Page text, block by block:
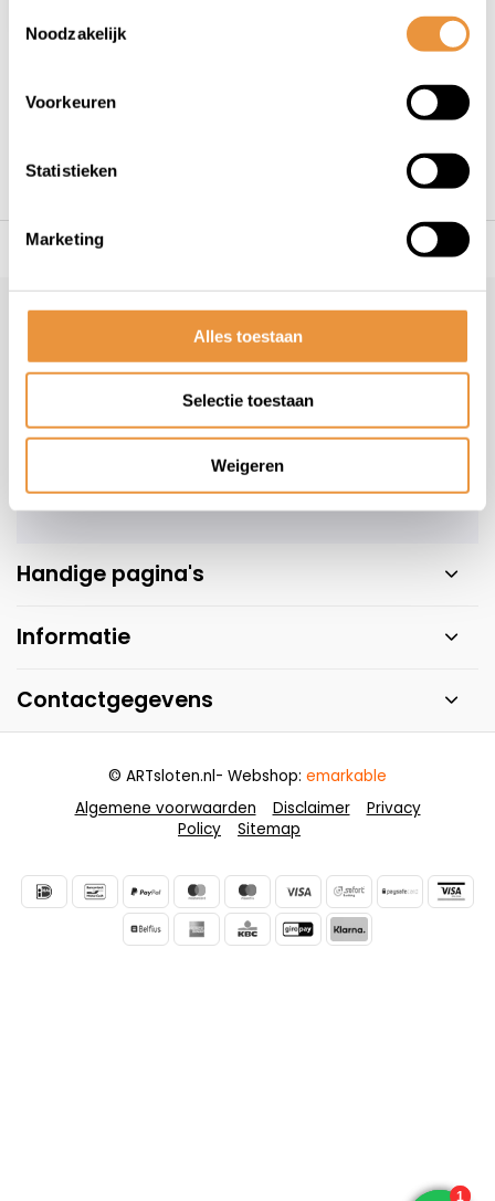
Noodzakelijk
Voorkeuren
Statistieken
Marketing
Alles toestaan
Selectie toestaan
Weigeren
voor uw tweewieler Niet goed = geld
Veelgestelde vragen
+31 78 780 2330
info@artsloten.nl
Handige pagina's
Informatie
Contactgegevens
Algemene voorwaarden Disclaimer
Privacy
Policy
Sitemap
© ARTsloten.nl- Webshop: emarkable